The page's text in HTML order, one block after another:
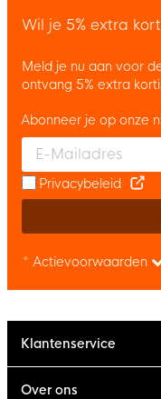
Wil je 5% extra
Meld je nu aan voor
ontvang 5% extra
Enter your email and
Abonneer je op onze
Privacybeleid
* Actievoorwaarden
Klantenservice
Over ons